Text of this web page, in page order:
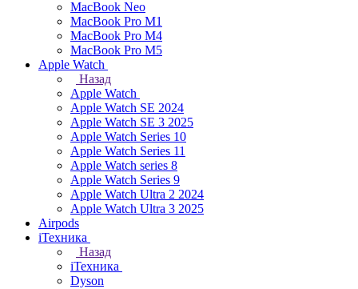
MacBook Neo
MacBook Pro M1
MacBook Pro M4
MacBook Pro M5
Apple Watch
Назад
Apple Watch
Apple Watch SE 2024
Apple Watch SE 3 2025
Apple Watch Series 10
Apple Watch Series 11
Apple Watch series 8
Apple Watch Series 9
Apple Watch Ultra 2 2024
Apple Watch Ultra 3 2025
Airpods
iТехника
Назад
iТехника
Dyson